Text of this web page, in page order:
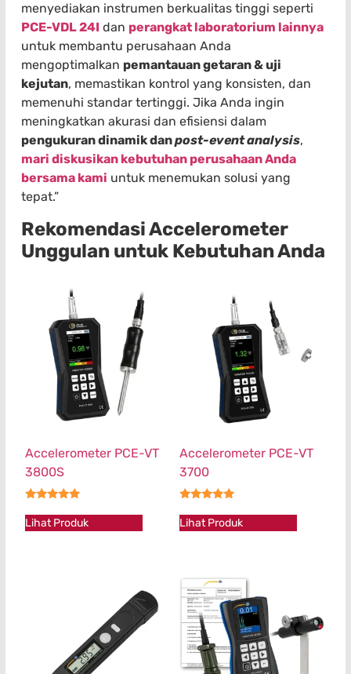
menyediakan instrumen berkualitas tinggi seperti
PCE-VDL 24I dan perangkat laboratorium lainnya
untuk membantu perusahaan Anda
mengoptimalkan pemantauan getaran & uji
kejutan, memastikan kontrol yang konsisten, dan
memenuhi standar tertinggi. Jika Anda ingin
meningkatkan akurasi dan efisiensi dalam
pengukuran dinamik danpost-event analysis,
mari diskusikan kebutuhan perusahaan Anda
bersama kami untuk menemukan solusi yang
tepat.”
Rekomendasi Accelerometer
Unggulan untuk Kebutuhan Anda
Accelerometer PCE-VT
3800S
Lihat Produk
Accelerometer PCE-VT
3700
Lihat Produk